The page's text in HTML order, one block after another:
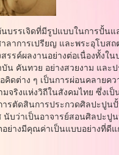
เจิดที่มีรูปแบบในการปั้นแล
าการเปรียญ และพระอุโบสถ
รค์ผลงานอย่างต่อเนื่องทั้งใน
คันทวย อย่างสวยงาม และ
ดต่าง ๆ เป็นการผ่อนคลายค
ริงแห่งวิถีในสังคมไทย ซึ่งเ
รตัดสินการประกวดศิลปะปูน
บว่าเป็นอาจารย์สอนศิลปะ
ย่างมีคุณค่าเป็นแบบอย่างที่ดี